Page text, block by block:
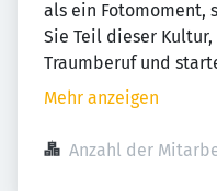
als ein Fotomoment,
Sie Teil dieser
Traumberuf und
Mehr anzeigen
Anzahl der